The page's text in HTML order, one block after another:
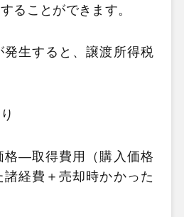
ることができます。
生すると、譲渡所得税
格—取得費用（購入価格
諸経費＋売却時かかった